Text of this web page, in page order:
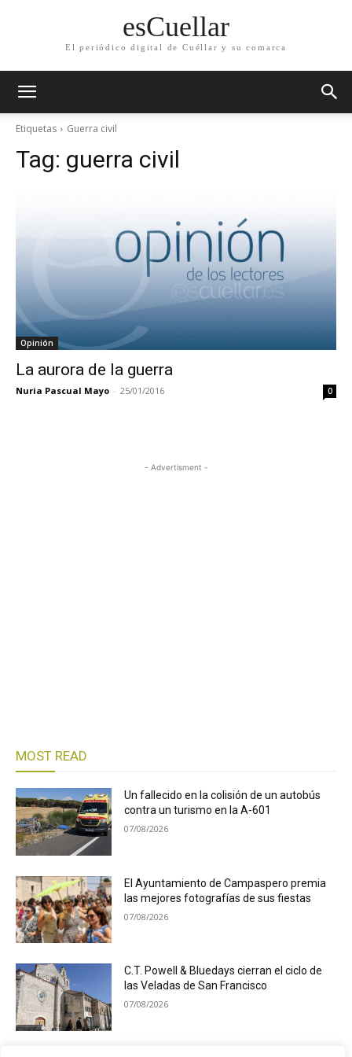
esCuellar
El periódico digital de Cuéllar y su comarca
Etiquetas Guerra civil
Tag: guerra civil
Opinión
La aurora de la guerra
Nuria Pascual Mayo - 25/01/2016 0
- Advertisment -
MOST READ
Un fallecido en la colisión de un autobús
contra un turismo en la A-601
07/08/2026
El Ayuntamiento de Campaspero premia
las mejores fotografías de sus fiestas
07/08/2026
C.T. Powell & Bluedays cierran el ciclo de
las Veladas de San Francisco
07/08/2026